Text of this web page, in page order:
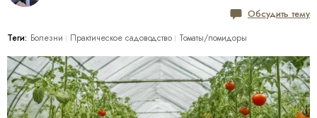
Обсудить тему
Теги: Болезни Практическое садоводство Томаты/помидоры